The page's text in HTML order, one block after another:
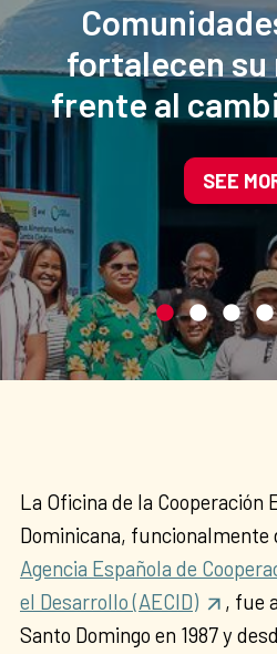
fortalecen su
frente al
mediante la
la gestiónSEE
La Oficina de la Cooperación
Dominicana, funcionalmente
Agencia Española de
el Desarrollo (AECID)
, fue
Santo Domingo en 1987 y